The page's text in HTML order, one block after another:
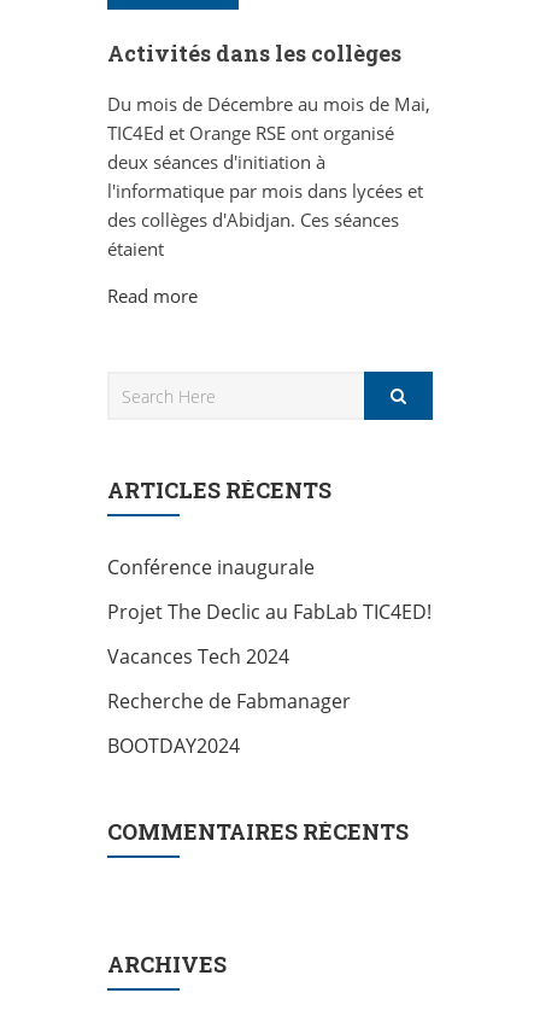
Activités dans les collèges
Du mois de Décembre au mois de Mai,
TIC4Ed et Orange RSE ont organisé
deux séances d'initiation à
l'informatique par mois dans lycées et
des collèges d'Abidjan. Ces séances
étaient
Read more
ARTICLES RÉCENTS
Conférence inaugurale
Projet The Declic au FabLab TIC4ED!
Vacances Tech 2024
Recherche de Fabmanager
BOOTDAY2024
COMMENTAIRES RÉCENTS
ARCHIVES